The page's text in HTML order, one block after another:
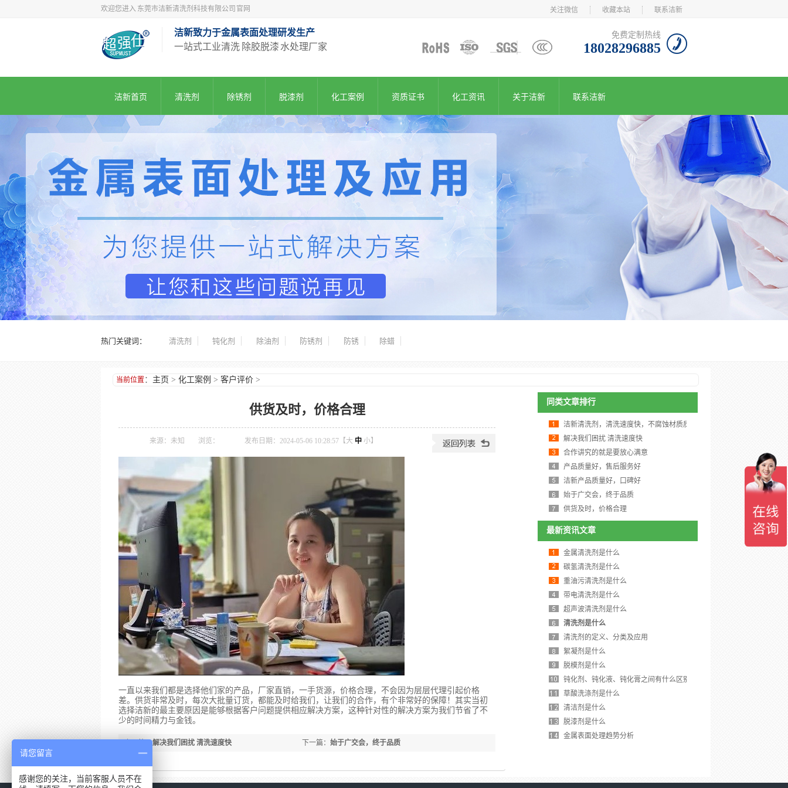
欢迎您进入 东莞市洁新清洗剂科技有限公司 官网 关注微信 收藏本站 联系洁新
洁新致力于金属表面处理研发生产
一站式工业清洗 除胶脱漆 水处理厂家
免费定制热线
18028296885
洁新首页 清洗剂 除锈剂 脱漆剂 化工案例 资质证书 化工资讯 关于洁新 联系洁新
热门关键词： 清洗剂 钝化剂 除油剂 防锈剂 防锈 除蜡
当前位置 ： 主页 > 化工案例 > 客户评价 >
供货及时，价格合理
来源：未知 浏览： 发布日期：2024-05-06 10:28:57【大 中 小】
一直以来我们都是选择他们家的产品，厂家直销，一手货源，价格合理，不会因为层层代理引起价格
差。供货非常及时，每次大批量订货，都能及时给我们，让我们的合作，有个非常好的保障！其实当初
选择洁新的最主要原因是能够根据客户问题提供相应解决方案，这种针对性的解决方案为我们节省了不
少的时间精力与金钱。
下一篇： 始于广交会，终于品质
上一篇：解决我们困扰 清洗速度快
同类文章排行
洁新清洗剂，清洗速度快，不腐蚀材质质
解决我们困扰 清洗速度快
合作讲究的就是要放心满意
产品质量好，售后服务好
洁新产品质量好，口碑好
始于广交会，终于品质
供货及时，价格合理
最新资讯文章
金属清洗剂是什么
碳氢清洗剂是什么
重油污清洗剂是什么
带电清洗剂是什么
超声波清洗剂是什么
清洗剂是什么
清洗剂的定义、分类及应用
絮凝剂是什么
脱模剂是什么
钝化剂、钝化液、钝化膏之间有什么区别
草酸洗涤剂是什么
清洁剂是什么
脱漆剂是什么
金属表面处理趋势分析
请您留言
感谢您的关注，当前客服人员不在